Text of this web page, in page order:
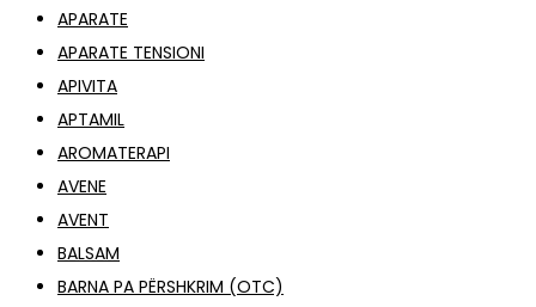
APARATE
APARATE TENSIONI
APIVITA
APTAMIL
AROMATERAPI
AVENE
AVENT
BALSAM
BARNA PA PËRSHKRIM (OTC)